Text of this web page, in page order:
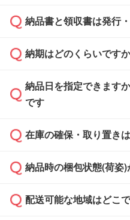
基本的には先入金をお
どの場合は、月末締め
また、卒業・卒園記念
校や幼稚園・保育園で
ご希望の際は担当スタ
ください。
納品書と領収書は発行
納品書・領収書は ご依
ず、通常はPDFデータ
ます。
たは注文フォームの『
納期はどのくらいです
・印刷する場合(500個
ご入金、イメージ画
ご入金確認後、1～2
納品日を指定できます
です
ご希望の納期がある場
い。
応が可能かご案内いた
在庫の確保・取り置き
ご入金確認後に在庫を
はできかねますので予
納品時の梱包状態(荷姿
商品によって異なりま
配送可能な地域はどこ